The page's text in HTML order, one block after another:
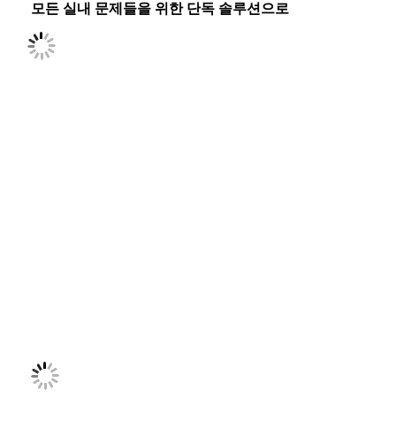
모든 실내 문제들을 위한 단독 솔루션으로